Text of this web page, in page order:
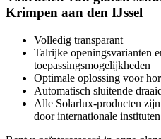
Krimpen aan den IJssel
Volledig transparant
Talrijke openingsvarianten
toepassingsmogelijkheden
Optimale oplossing voor
Automatisch sluitende
Alle Solarlux-producten
door internationale instituten